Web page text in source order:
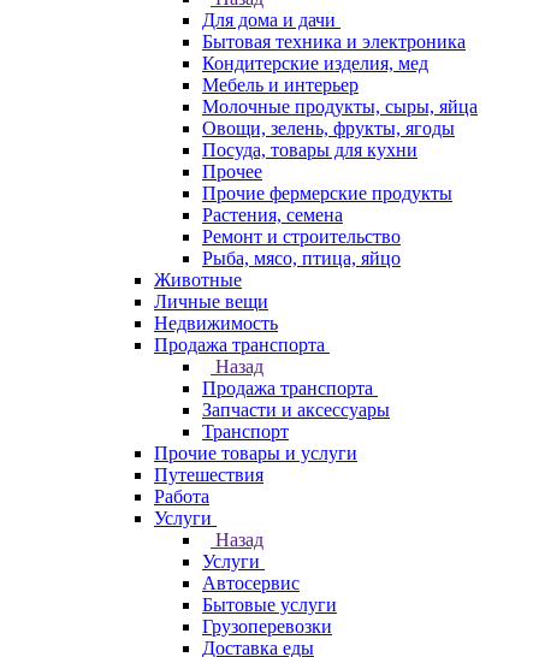
Для дома и дачи
Бытовая техника и электроника
Кондитерские изделия, мед
Мебель и интерьер
Молочные продукты, сыры, яйца
Овощи, зелень, фрукты, ягоды
Посуда, товары для кухни
Прочее
Прочие фермерские продукты
Растения, семена
Ремонт и строительство
Рыба, мясо, птица, яйцо
Животные
Личные вещи
Недвижимость
Продажа транспорта
Назад
Продажа транспорта
Запчасти и аксессуары
Транспорт
Прочие товары и услуги
Путешествия
Работа
Услуги
Назад
Услуги
Автосервис
Бытовые услуги
Грузоперевозки
Доставка еды